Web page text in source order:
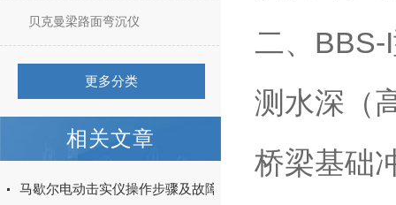
贝克曼梁路面弯沉仪
更多分类
相关文章
马歇尔电动击实仪操作步骤及故障排除
二、BBS-
测水深（
桥梁基础